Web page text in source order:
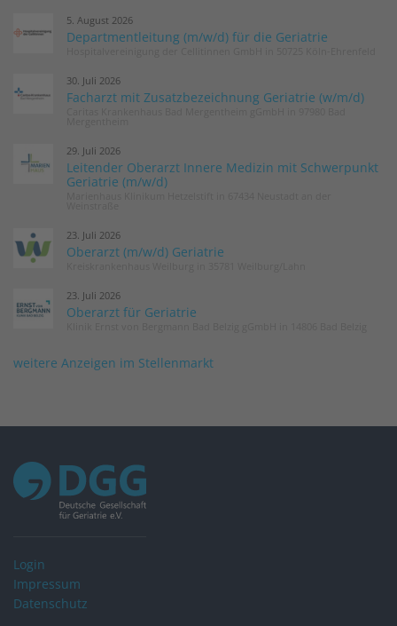
5. August 2026
Departmentleitung (m/w/d) für die Geriatrie
30. Juli 2026
Facharzt mit Zusatzbezeichnung Geriatrie (w/m/d)
29. Juli 2026
Leitender Oberarzt Innere Medizin mit Schwerpunkt
Geriatrie (m/w/d)
23. Juli 2026
Oberarzt (m/w/d) Geriatrie
23. Juli 2026
Oberarzt für Geriatrie
weitere Anzeigen im Stellenmarkt
Login
Impressum
Datenschutz